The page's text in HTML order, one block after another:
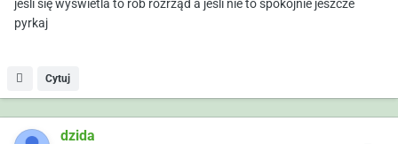
jeśli się wyświetla to rób rozrząd a jeśli nie to spokojnie jeszcze
pyrkaj
Cytuj
dzida